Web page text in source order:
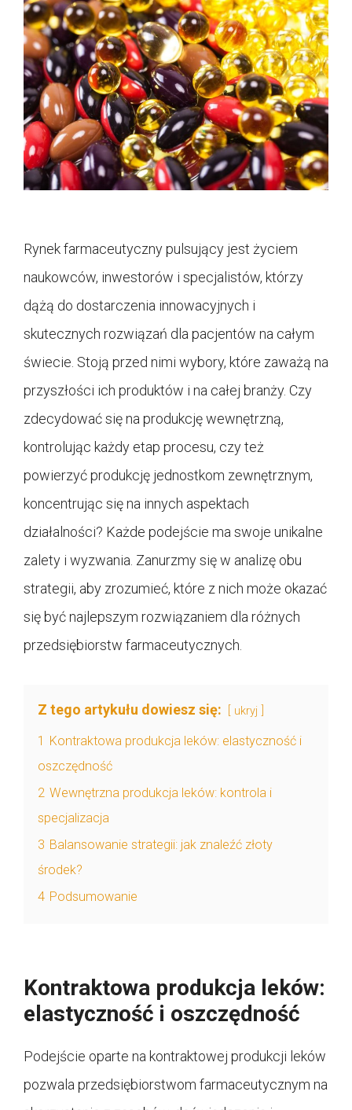
Rynek farmaceutyczny pulsujący jest życiem
naukowców, inwestorów i specjalistów, którzy
dążą do dostarczenia innowacyjnych i
skutecznych rozwiązań dla pacjentów na całym
świecie. Stoją przed nimi wybory, które zaważą na
przyszłości ich produktów i na całej branży. Czy
zdecydować się na produkcję wewnętrzną,
kontrolując każdy etap procesu, czy też
powierzyć produkcję jednostkom zewnętrznym,
koncentrując się na innych aspektach
działalności? Każde podejście ma swoje unikalne
zalety i wyzwania. Zanurzmy się w analizę obu
strategii, aby zrozumieć, które z nich może okazać
się być najlepszym rozwiązaniem dla różnych
przedsiębiorstw farmaceutycznych.
Z tego artykułu dowiesz się: ukryj
1
Kontraktowa produkcja leków: elastyczność i
oszczędność
2 Wewnętrzna produkcja leków: kontrola i
specjalizacja
3 Balansowanie strategii: jak znaleźć złoty
środek?
4 Podsumowanie
Kontraktowa produkcja leków:
elastyczność i oszczędność
Podejście oparte na kontraktowej produkcji leków
pozwala przedsiębiorstwom farmaceutycznym na